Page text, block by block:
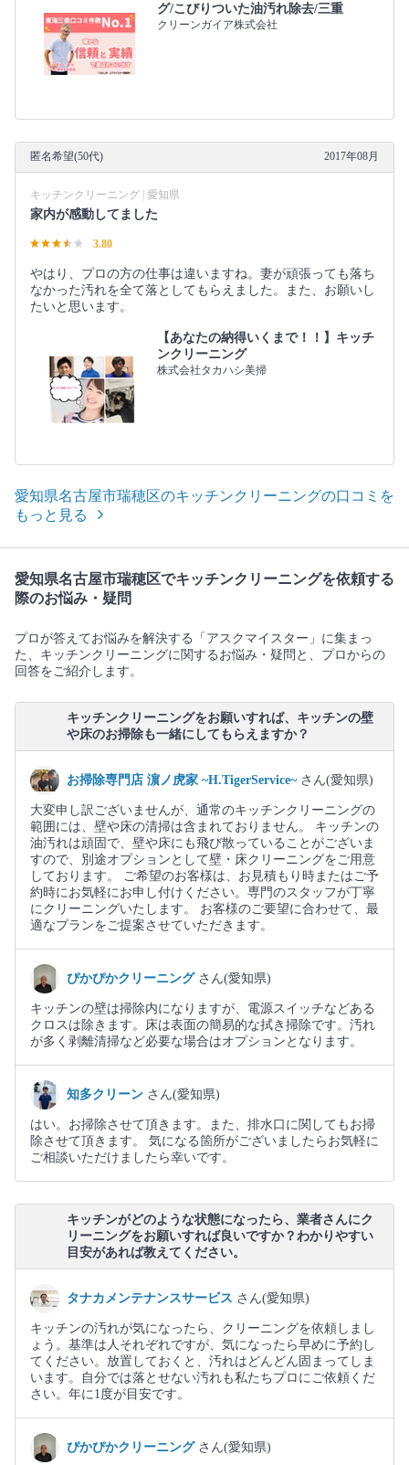
グ/こびりついた油汚れ除去/三重
クリーンガイア株式会社
匿名希望(50代) 2017年08月
キッチンクリーニング | 愛知県
家内が感動してました
3.80
やはり、プロの方の仕事は違いますね。妻が頑張っても落ち
なかった汚れを全て落としてもらえました。また、お願いし
たいと思います。
【あなたの納得いくまで！！】キッチ
ンクリーニング
株式会社タカハシ美掃
愛知県名古屋市瑞穂区のキッチンクリーニングの口コミを
もっと見る
愛知県名古屋市瑞穂区でキッチンクリーニングを依頼する
際のお悩み・疑問
プロが答えてお悩みを解決する「アスクマイスター」に集まっ
た、キッチンクリーニングに関するお悩み・疑問と、プロからの
回答をご紹介します。
キッチンクリーニングをお願いすれば、キッチンの壁
や床のお掃除も一緒にしてもらえますか？
お掃除専門店 濵ノ虎家 ~H.TigerService~ さん(愛知県)
大変申し訳ございませんが、通常のキッチンクリーニングの
範囲には、壁や床の清掃は含まれておりません。 キッチンの
油汚れは頑固で、壁や床にも飛び散っていることがございま
すので、別途オプションとして壁・床クリーニングをご用意
しております。 ご希望のお客様は、お見積もり時またはご予
約時にお気軽にお申し付けください。専門のスタッフが丁寧
にクリーニングいたします。 お客様のご要望に合わせて、最
適なプランをご提案させていただきます。
ぴかぴかクリーニング さん(愛知県)
キッチンの壁は掃除内になりますが、電源スイッチなどある
クロスは除きます。床は表面の簡易的な拭き掃除です。汚れ
が多く剥離清掃など必要な場合はオプションとなります。
知多クリーン さん(愛知県)
はい。お掃除させて頂きます。また、排水口に関してもお掃
除させて頂きます。 気になる箇所がございましたらお気軽に
ご相談いただけましたら幸いです。
キッチンがどのような状態になったら、業者さんにク
リーニングをお願いすれば良いですか？わかりやすい
目安があれば教えてください。
タナカメンテナンスサービス さん(愛知県)
キッチンの汚れが気になったら、クリーニングを依頼しまし
ょう。基準は人それぞれですが、気になったら早めに予約し
てください。放置しておくと、汚れはどんどん固まってしま
います。自分では落とせない汚れも私たちプロにご依頼くだ
さい。年に1度が目安です。
ぴかぴかクリーニング さん(愛知県)